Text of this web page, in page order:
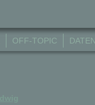
OFF-TOPIC